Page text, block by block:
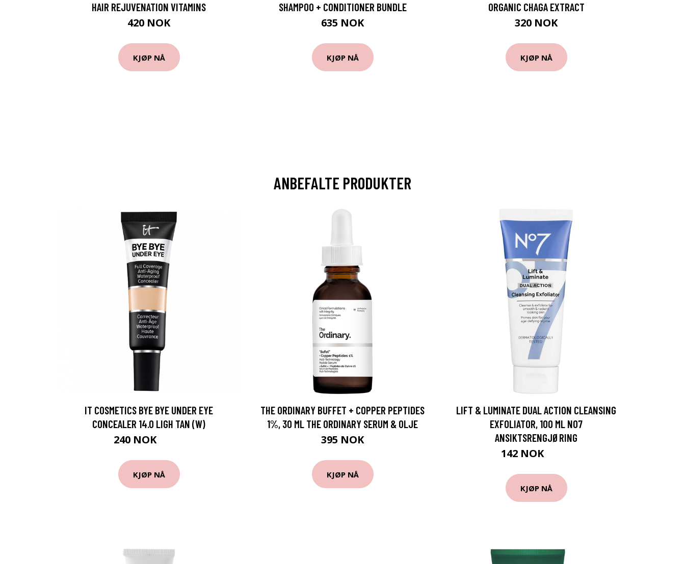
HAIR REJUVENATION VITAMINS
420 NOK
KJØP NÅ
SHAMPOO + CONDITIONER BUNDLE
635 NOK
KJØP NÅ
ORGANIC CHAGA EXTRACT
320 NOK
KJØP NÅ
ANBEFALTE PRODUKTER
IT COSMETICS BYE BYE UNDER EYE
CONCEALER 14.0 LIGH TAN (W)
240 NOK
KJØP NÅ
THE ORDINARY BUFFET + COPPER PEPTIDES
1%, 30 ML THE ORDINARY SERUM & OLJE
395 NOK
KJØP NÅ
LIFT & LUMINATE DUAL ACTION CLEANSING
EXFOLIATOR, 100 ML NO7
ANSIKTSRENGJØRING
142 NOK
KJØP NÅ